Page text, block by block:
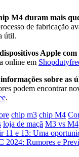
M4 duram mais
de fabricação
útil.
Apple com
online em
sobre as
podem encontrar
.
chip m3 chip M4
loja de maçã M3 vs M4
11 e 13: Uma
2024: Rumores e